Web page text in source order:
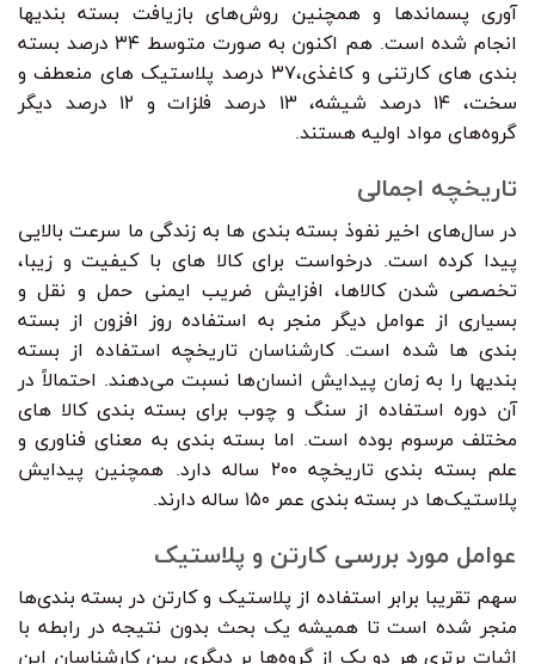
آوری پسماندها و همچنین روش‌های بازیافت بسته بندیها
انجام شده است. هم اکنون به صورت متوسط ۳۴ درصد بسته
بندی های کارتنی و کاغذی،۳۷ درصد پلاستیک های منعطف و
سخت، ۱۴ درصد شیشه، ۱۳ درصد فلزات و ۱۲ درصد دیگر
گروه‌های مواد اولیه هستند.
تاریخچه اجمالی
در سال‌های اخیر نفوذ بسته بندی ها به زندگی ما سرعت بالایی
پیدا کرده است. درخواست برای کالا های با کیفیت و زیبا،
تخصصی شدن کالاها، افزایش ضریب ایمنی حمل و نقل و
بسیاری از عوامل دیگر منجر به استفاده روز افزون از بسته
بندی ها شده است. کارشناسان تاریخچه استفاده از بسته
بندیها را به زمان پیدایش انسان‌ها نسبت می‌دهند. احتمالاً در
آن دوره استفاده از سنگ و چوب برای بسته بندی کالا های
مختلف مرسوم بوده است. اما بسته بندی به معنای فناوری و
علم بسته بندی تاریخچه ۲۰۰ ساله دارد. همچنین پیدایش
پلاستیک‌ها در بسته بندی عمر ۱۵۰ ساله دارند.
عوامل مورد بررسی کارتن و پلاستیک
سهم تقریبا برابر استفاده از پلاستیک و کارتن در بسته بندی‌ها
منجر شده است تا همیشه یک بحث بدون نتیجه در رابطه با
اثبات برتری هر دو یک از گروه‌ها بر دیگری بین کارشناسان این